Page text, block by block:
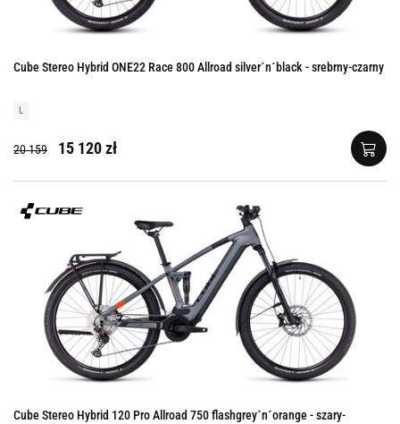
Cube Stereo Hybrid ONE22 Race 800 Allroad silver´n´black - srebrny-czarny
L
20 159 15 120 zł
Cube Stereo Hybrid 120 Pro Allroad 750 flashgrey´n´orange - szary-